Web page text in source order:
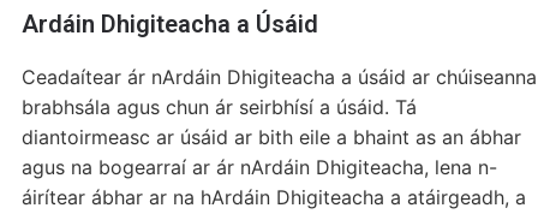
Ardáin Dhigiteacha a Úsáid
Ceadaítear ár nArdáin Dhigiteacha a úsáid ar chúiseanna
brabhsála agus chun ár seirbhísí a úsáid. Tá
diantoirmeasc ar úsáid ar bith eile a bhaint as an ábhar
agus na bogearraí ar ár nArdáin Dhigiteacha, lena n-
áirítear ábhar ar na hArdáin Dhigiteacha a atáirgeadh, a